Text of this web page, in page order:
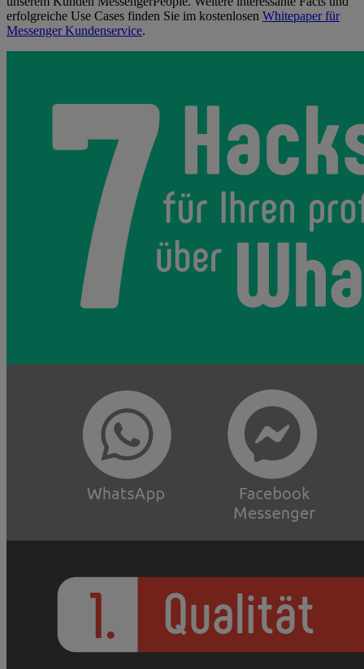
erfolgreiche Use Cases finden Sie im kostenlosen Whitepaper für
Messenger Kundenservice.